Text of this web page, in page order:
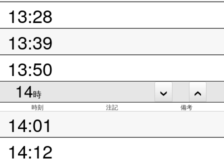
13:28
13:39
13:50
14時
時刻 注記 備考
14:01
14:12